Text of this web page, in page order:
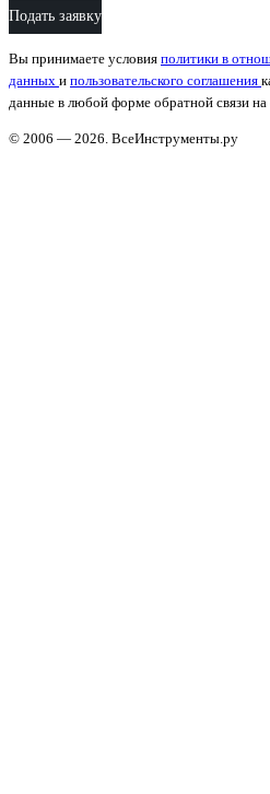
Подать заявку
Вы принимаете условия политики в
данных и пользовательского соглашения
данные в любой форме обратной связи
© 2006 — 2026. ВсеИнструменты.ру